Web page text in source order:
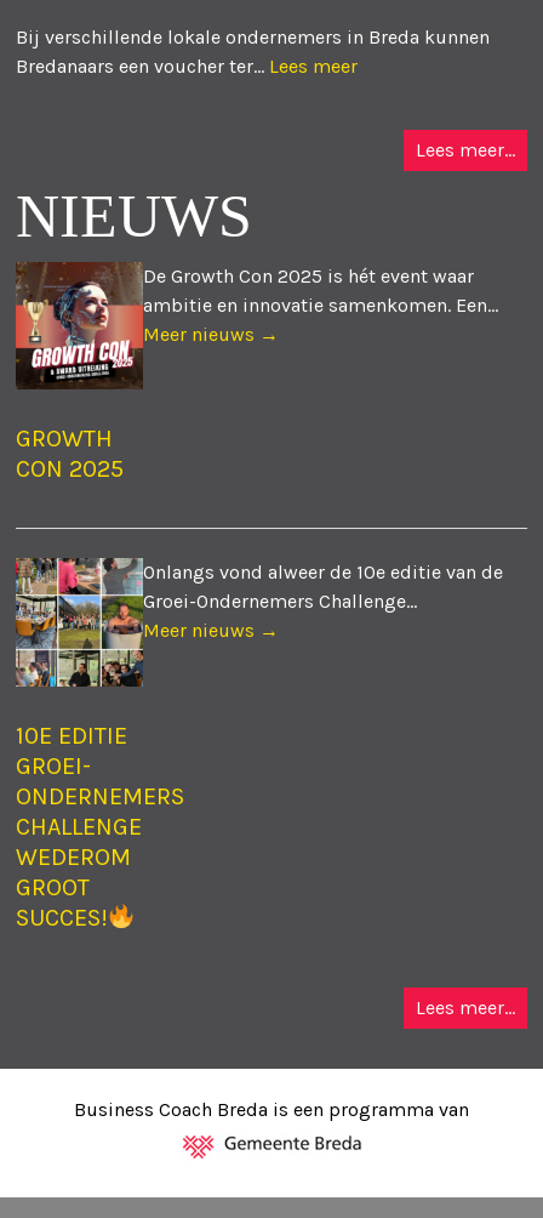
Bij verschillende lokale ondernemers in Breda kunnen
Bredanaars een voucher ter... Lees meer
Lees meer...
NIEUWS
GROWTH
CON 2025
De Growth Con 2025 is hét event waar
ambitie en innovatie samenkomen. Een...
Meer nieuws →
10E EDITIE
GROEI-
ONDERNEMERS
CHALLENGE
WEDEROM
GROOT
SUCCES!
Onlangs vond alweer de 10e editie van de
Groei-Ondernemers Challenge...
Meer nieuws →
Lees meer...
Business Coach Breda is een programma van